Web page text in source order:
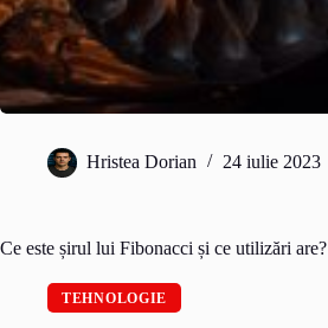
Hristea Dorian 24 iulie 2023
Ce este șirul lui Fibonacci și ce utilizări are?
TEHNOLOGIE